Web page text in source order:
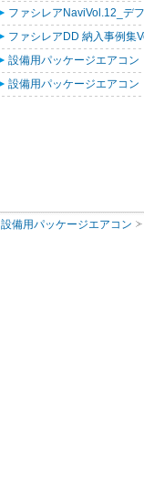
ファシレアNaviVol.12_デ
ファシレアDD 納入事例集
設備用パッケージエアコ
設備用パッケージエアコ
設備用パッケージエアコン